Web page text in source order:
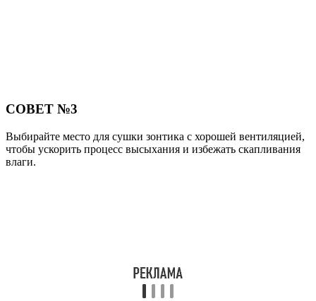
СОВЕТ №3
Выбирайте место для сушки зонтика с хорошей вентиляцией,
чтобы ускорить процесс высыхания и избежать скапливания
влаги.